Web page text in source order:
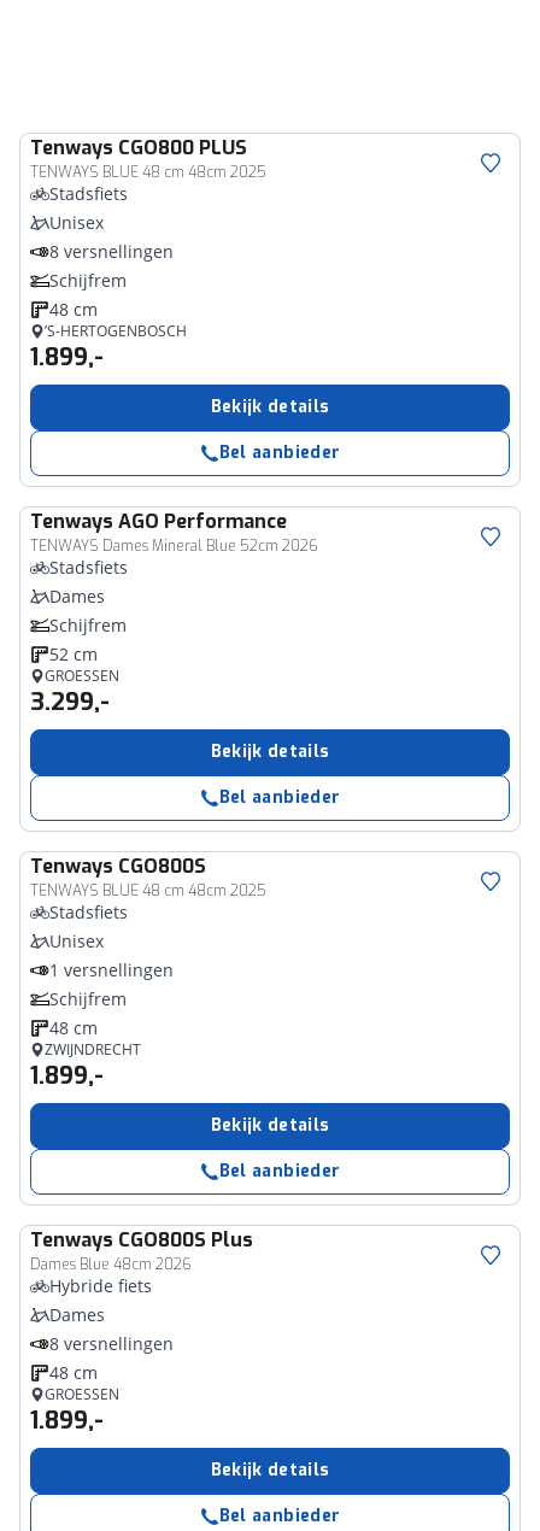
Tenways CGO800 PLUS
TENWAYS BLUE 48 cm 48cm 2025
Stadsfiets
Unisex
8 versnellingen
Schijfrem
48 cm
’S-HERTOGENBOSCH
1.899,-
Bekijk details
Bel aanbieder
Tenways AGO Performance
TENWAYS Dames Mineral Blue 52cm 2026
Stadsfiets
Dames
Schijfrem
52 cm
GROESSEN
3.299,-
Bekijk details
Bel aanbieder
Tenways CGO800S
TENWAYS BLUE 48 cm 48cm 2025
Stadsfiets
Unisex
1 versnellingen
Schijfrem
48 cm
ZWIJNDRECHT
1.899,-
Bekijk details
Bel aanbieder
Tenways CGO800S Plus
Dames Blue 48cm 2026
Hybride fiets
Dames
8 versnellingen
48 cm
GROESSEN
1.899,-
Bekijk details
Bel aanbieder